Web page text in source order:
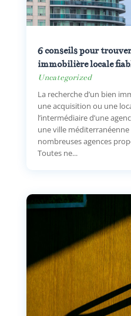
6 conseils pour
immobilière locale
Uncategorized
La recherche d’un bien
une acquisition ou une
l’intermédiaire d’une
une ville
nombreuses agences
Toutes ne...